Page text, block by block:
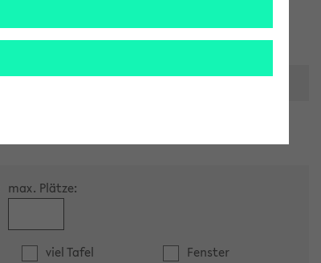
max. Plätze:
viel Tafel
Fenster